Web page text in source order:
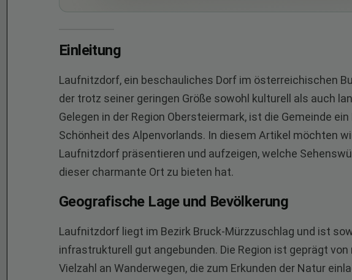
Einleitung
Laufnitzdorf, ein beschauliches Dorf im österreichischen
der trotz seiner geringen Größe sowohl kulturell als auch
Gelegen in der Region Obersteiermark, ist die Gemeinde
Schönheit des Alpenvorlands. In diesem Artikel möchten
Laufnitzdorf präsentieren und aufzeigen, welche
dieser charmante Ort zu bieten hat.
Geografische Lage und Bevölkerung
Laufnitzdorf liegt im Bezirk Bruck-Mürzzuschlag und ist
infrastrukturell gut angebunden. Die Region ist geprägt
Vielzahl an Wanderwegen, die zum Erkunden der Natur